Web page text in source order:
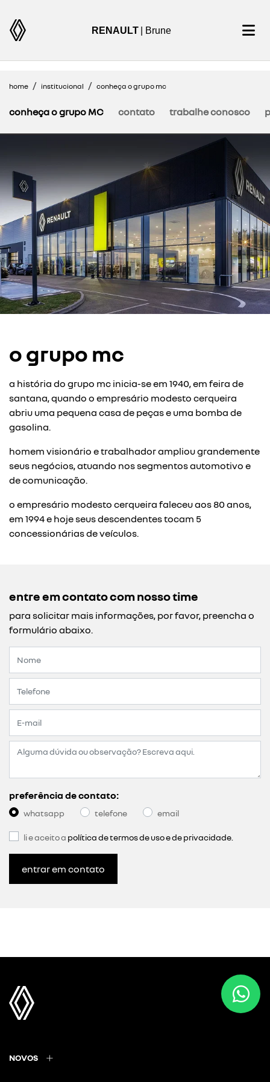
RENAULT | Brune
home institucional conheça o grupo mc
conheça o grupo MC contato trabalhe conosco
o grupo mc
a história do grupo mc inicia-se em 1940, em feira de
santana, quando o empresário modesto cerqueira
abriu uma pequena casa de peças e uma bomba de
gasolina.
homem visionário e trabalhador ampliou grandemente
seus negócios, atuando nos segmentos automotivo e
de comunicação.
o empresário modesto cerqueira faleceu aos 80 anos,
em 1994 e hoje seus descendentes tocam 5
concessionárias de veículos.
entre em contato com nosso time
para solicitar mais informações, por favor, preencha o
formulário abaixo.
preferência de contato:
whatsapp telefone email
li e aceito a política de termos de uso e de privacidade.
entrar em contato
NOVOS